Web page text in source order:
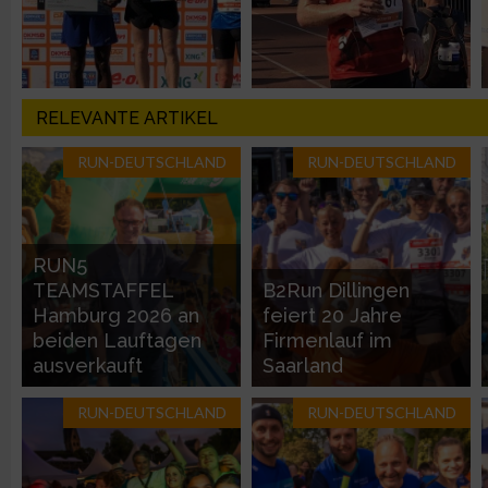
RELEVANTE ARTIKEL
RUN-DEUTSCHLAND
RUN5
TEAMSTAFFEL
Hamburg 2026 an
beiden Lauftagen
ausverkauft
RUN-DEUTSCHLAND
B2Run Dillingen
feiert 20 Jahre
Firmenlauf im
Saarland
RUN-DEUTSCHLAND RUN-DEUTSCHLAND
Analyse von Zielgruppen durch Statistiken oder Kombinationen
verschiedenen Quellen
Entwicklung und Verbesserung der Angebote
Verwendung reduzierter Daten zur Auswahl von Inhalten
IAB-Besonderheiten:
Verwendung genauer Standortdaten
Geräte anhand von aktiv angeforderten Informationen
Nicht-IAB-Verarbeitungszwecke:
Notwendig